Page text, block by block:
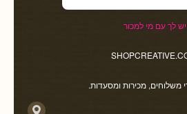
יש לך עם מי למכור
משלוחים, מכירות ומסעדות.